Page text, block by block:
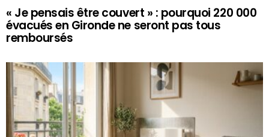
« Je pensais être couvert » : pourquoi 220 000
évacués en Gironde ne seront pas tous
remboursés